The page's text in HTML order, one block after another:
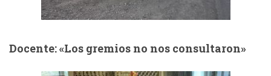
Docente: «Los gremios no nos consultaron»